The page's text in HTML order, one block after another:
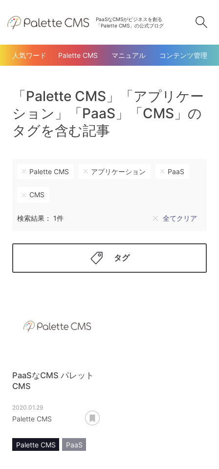
PaaSなCMSがビジネスを創る
「Palette CMS」の公式ブログ
人気ワード Palette CMS マニュアル コンテンツ管理
「Palette CMS」「アプリケー
ション」「PaaS」「CMS」の
タグを含む記事
Palette CMS アプリケーション PaaS
CMS
検索結果： 1件 全てクリア
タグ
PaaSなCMS パレット
CMS
2020.01.29
Palette CMS
Palette CMS
PaaS